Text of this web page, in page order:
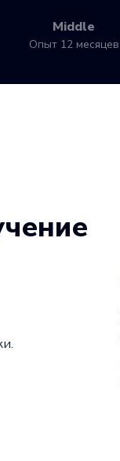
Middle
Опыт 12 месяцев